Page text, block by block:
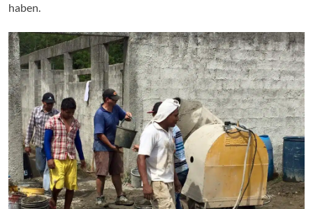
haben.